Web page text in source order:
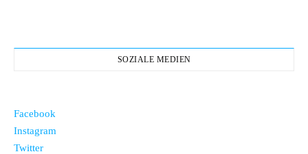
SOZIALE MEDIEN
Facebook
Instagram
Twitter